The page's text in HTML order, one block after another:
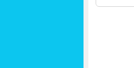
Cağaloğlu